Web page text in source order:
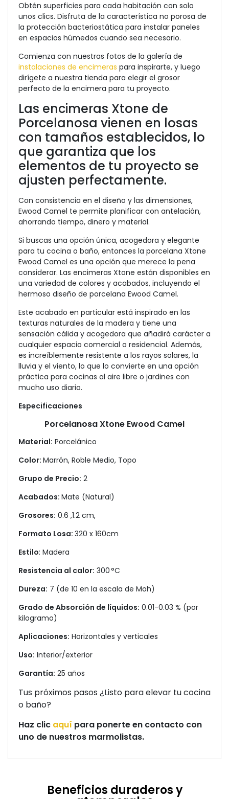
Obtén superficies para cada habitación con solo
unos clics. Disfruta de la característica no porosa de
la protección bacteriostática para instalar paneles
en espacios húmedos cuando sea necesario.
Comienza con nuestras fotos de la galería de
instalaciones de encimeras para inspirarte, y luego
dirígete a nuestra tienda para elegir el grosor
perfecto de la encimera para tu proyecto.
Las encimeras Xtone de
Porcelanosa vienen en losas
con tamaños establecidos, lo
que garantiza que los
elementos de tu proyecto se
ajusten perfectamente.
Con consistencia en el diseño y las dimensiones,
Ewood Camel te permite planificar con antelación,
ahorrando tiempo, dinero y material.
Si buscas una opción única, acogedora y elegante
para tu cocina o baño, entonces la porcelana Xtone
Ewood Camel es una opción que merece la pena
considerar. Las encimeras Xtone están disponibles en
una variedad de colores y acabados, incluyendo el
hermoso diseño de porcelana Ewood Camel.
Este acabado en particular está inspirado en las
texturas naturales de la madera y tiene una
sensación cálida y acogedora que añadirá carácter a
cualquier espacio comercial o residencial. Además,
es increíblemente resistente a los rayos solares, la
lluvia y el viento, lo que lo convierte en una opción
práctica para cocinas al aire libre o jardines con
mucho uso diario.
Especificaciones
Porcelanosa Xtone Ewood Camel
Material: Porcelánico
Color: Marrón, Roble Medio, Topo
Grupo de Precio: 2
Acabados: Mate (Natural)
Grosores: 0.6 ,1.2 cm,
Formato Losa: 320 x 160cm
Estilo: Madera
Resistencia al calor: 300 °C
Dureza: 7 (de 10 en la escala de Moh)
Grado de Absorción de líquidos: 0.01-0.03 % (por
kilogramo)
Aplicaciones: Horizontales y verticales
Uso: Interior/exterior
Garantía: 25 años
Tus próximos pasos ¿Listo para elevar tu cocina
o baño?
Haz clic aquí para ponerte en contacto con
uno de nuestros marmolistas.
Beneficios duraderos y